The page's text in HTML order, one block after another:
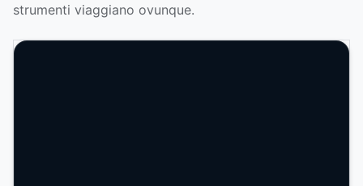
strumenti viaggiano ovunque.